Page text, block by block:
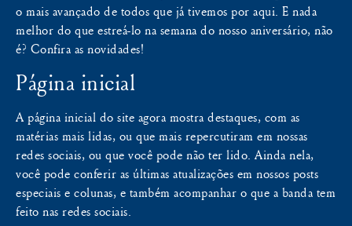
o mais avançado de todos que já tivemos por aqui. E nada
melhor do que estreá-lo na semana do nosso aniversário, não
é? Confira as novidades!
Página inicial
A página inicial do site agora mostra destaques, com as
matérias mais lidas, ou que mais repercutiram em nossas
redes sociais, ou que você pode não ter lido. Ainda nela,
você pode conferir as últimas atualizações em nossos posts
especiais e colunas, e também acompanhar o que a banda tem
feito nas redes sociais.